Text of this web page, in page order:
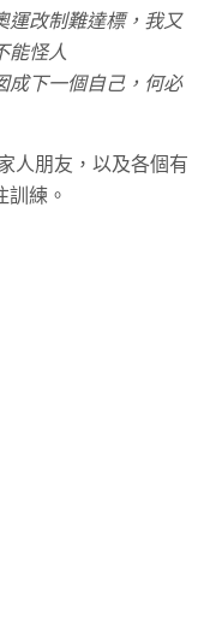
運改制難達標，我又
能怪人
成下一個自己，何必
人朋友，以及各個有
練。